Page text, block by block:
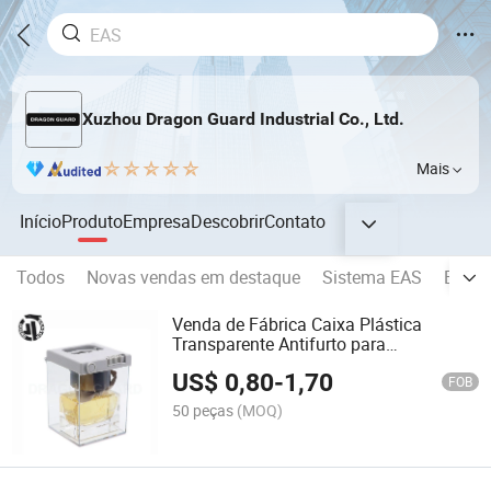
Xuzhou Dragon Guard Industrial Co., Ltd.
Mais
InícioProdutoEmpresaDescobrirContato
Todos Novas vendas em destaque Sistema EAS
Venda de Fábrica Caixa Plástica
Transparente Antifurto para
US$ 0,80-1,70 FOB
50 peças (MOQ)